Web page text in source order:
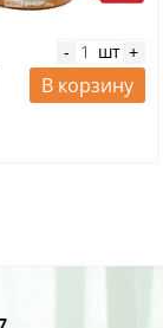
- шт +
В корзину